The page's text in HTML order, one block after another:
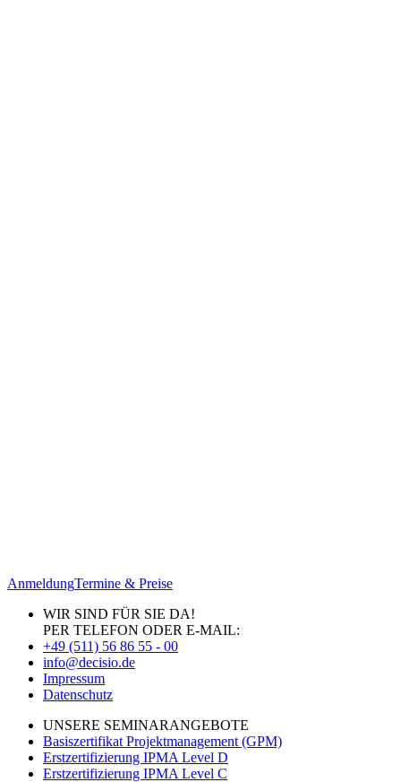
AnmeldungTermine & Preise
WIR SIND FÜR SIE DA!
PER TELEFON ODER E-MAIL:
+49 (511) 56 86 55 - 00
info@decisio.de
Impressum
Datenschutz
UNSERE SEMINARANGEBOTE
Basiszertifikat Projektmanagement (GPM)
Erstzertifizierung IPMA Level D
Erstzertifizierung IPMA Level C